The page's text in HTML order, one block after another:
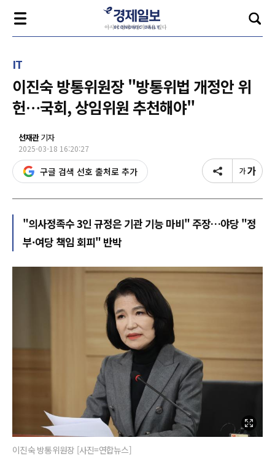
IT
이진숙 방통위원장 "방통위법 개정안 위
헌…국회, 상임위원 추천해야"
선재관기자
2025-03-18 16:20:27
구글 검색 선호 출처로 추가
"의사정족수 3인 규정은 기관 기능 마비" 주장…야당 "정
부·여당 책임 회피" 반박
이진숙 방통위원장 [사진=연합뉴스]